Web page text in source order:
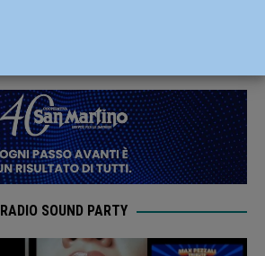
RADIO SOUND PARTY